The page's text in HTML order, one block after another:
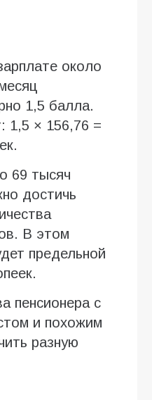
около
1,5 балла.
1,5 × 156,76 =
69 тысяч
достичь
В этом
предельной
пенсионера с
и похожим
разную